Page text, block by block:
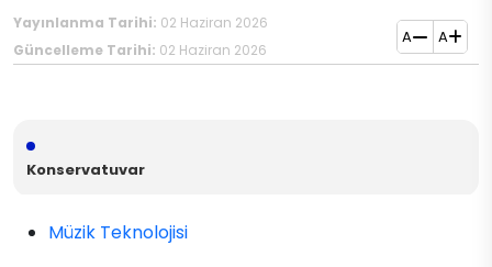
Yayınlanma Tarihi: 02 Haziran 2026
Güncelleme Tarihi: 02 Haziran 2026
A A
Konservatuvar
Müzik Teknolojisi